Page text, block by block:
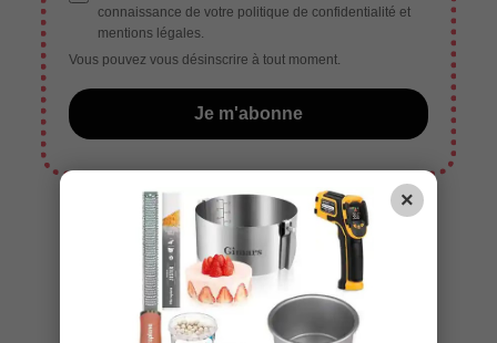
connaissance de votre politique de confidentialité et
mentions légales.
Vous pouvez vous désinscrire à tout moment.
Je m'abonne
×